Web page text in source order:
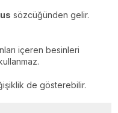
sözcüğünden gelir.
içeren besinleri
de gösterebilir.